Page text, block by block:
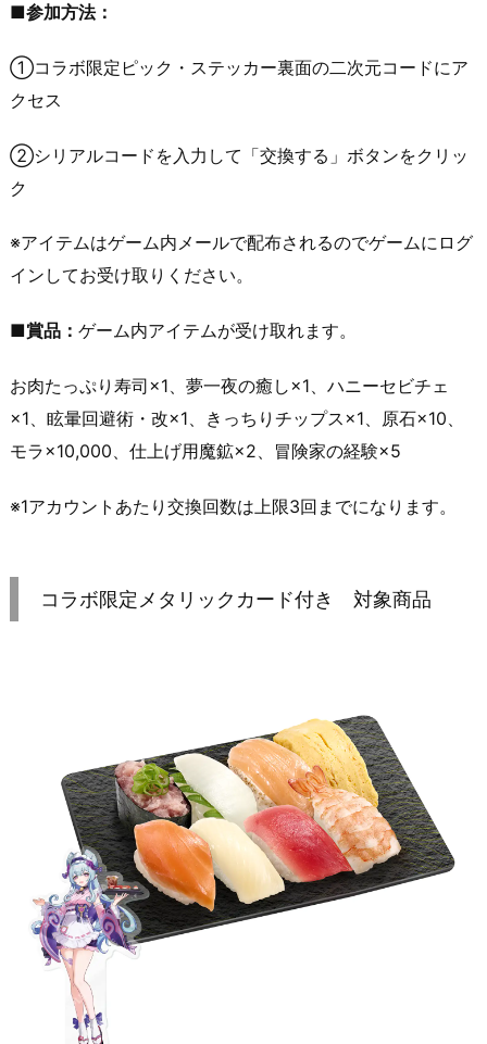
■参加方法：
①コラボ限定ピック・ステッカー裏面の二次元コードにア
クセス
②シリアルコードを入力して「交換する」ボタンをクリッ
ク
※アイテムはゲーム内メールで配布されるのでゲームにログ
インしてお受け取りください。
■賞品： ゲーム内アイテムが受け取れます。
お肉たっぷり寿司×1、夢一夜の癒し×1、ハニーセビチェ
×1、眩暈回避術・改×1、きっちりチップス×1、原石×10、
モラ×10,000、仕上げ用魔鉱×2、冒険家の経験×5
※1アカウントあたり交換回数は上限3回までになります。
コラボ限定メタリックカード付き 対象商品